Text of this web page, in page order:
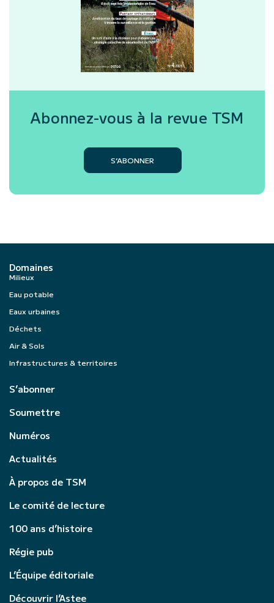
Abonnez-vous à la revue TSM
S’ABONNER
Domaines
Milieux
Eau potable
Eaux urbaines
Déchets
Air & Sols
Infrastructures & territoires
S’abonner
Soumettre
Numéros
Actualités
À propos de TSM
Le comité de lecture
100 ans d’histoire
Régie pub
L’Équipe éditoriale
Découvrir l’Astee